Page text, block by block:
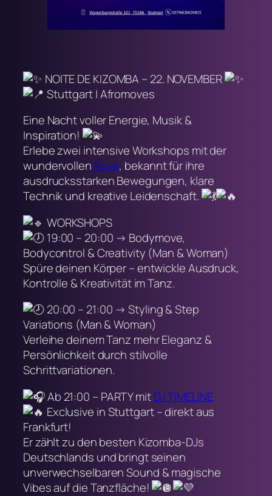
NOITE DE KIZOMBA – 22. NOVEMBER
Stuttgart | Afromoves
Eine Nacht voller Energie, Musik &
Inspiration!
Erlebe zwei intensive Workshops mit der
wundervollen Roya, bekannt für ihre
ausdrucksstarken Bewegungen, klare
Technik und kreative Leidenschaft.
WORKSHOPS
19:00 – 20:00 → Bodymove,
Bodycontrol & Creativity (Man & Woman)
Spüre deinen Körper – entwickle Ausdruck,
Kontrolle & Kreativität im Tanz.
20:00 – 21:00 → Styling & Step
Variations (Man & Woman)
Verleihe deinem Tanz mehr Eleganz &
Persönlichkeit durch stilvolle
Schrittvariationen.
Ab 21:00 – PARTY mitDJ TIMELINE
Exclusive in Stuttgart – direkt aus
Frankfurt!
Er zählt zu den besten Kizomba-DJs
Deutschlands und bringt seinen
unverwechselbaren Sound & magische
Vibes auf die Tanzfläche!